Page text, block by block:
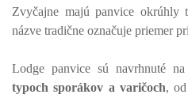
Zvyčajne majú panvice
názve tradične označuje priemer
Lodge panvice sú navrhnuté na
typoch sporákov a varičoch,